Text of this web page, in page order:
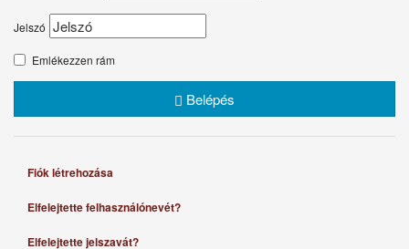
Jelszó
Emlékezzen rám
Belépés
Fiók létrehozása
Elfelejtette felhasználónevét?
Elfelejtette jelszavát?